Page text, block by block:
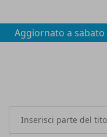
Aggiornato a sabato
Inserisci parte del